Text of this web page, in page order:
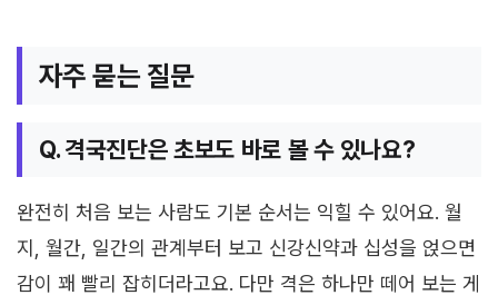
자주 묻는 질문
Q. 격국진단은 초보도 바로 볼 수 있나요?
완전히 처음 보는 사람도 기본 순서는 익힐 수 있어요. 월
지, 월간, 일간의 관계부터 보고 신강신약과 십성을 얹으면
감이 꽤 빨리 잡히더라고요. 다만 격은 하나만 떼어 보는 게